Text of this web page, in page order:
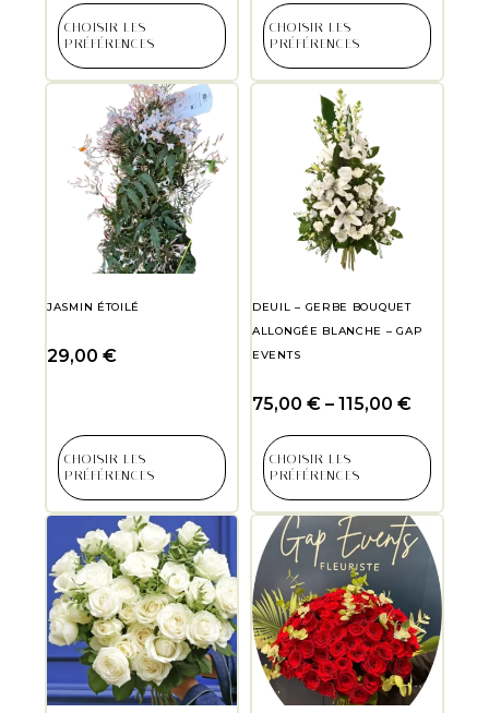
CHOISIR LES
PRÉFÉRENCES
CHOISIR LES
PRÉFÉRENCES
JASMIN ÉTOILÉ
29,00 €
CHOISIR LES
PRÉFÉRENCES
DEUIL – GERBE BOUQUET
ALLONGÉE BLANCHE – GAP
EVENTS
75,00 € – 115,00 €
CHOISIR LES
PRÉFÉRENCES